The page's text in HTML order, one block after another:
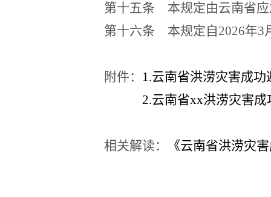
第十五条 本规定由云南省
第十六条 本规定自2026年3
附件： 1.云南省洪涝灾害成
2.云南省xx洪涝灾害
相关解读： 《云南省洪涝灾